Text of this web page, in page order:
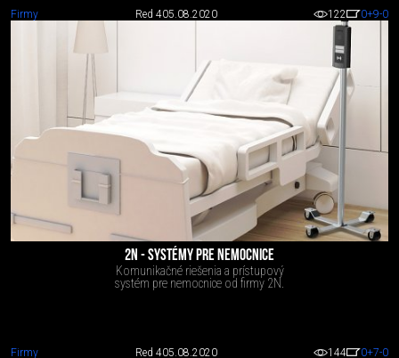
Firmy Red 405.08.2020 122 0+9-0
2N - SYSTÉMY PRE NEMOCNICE
Komunikačné riešenia a prístupový
systém pre nemocnice od firmy 2N.
Firmy Red 405.08.2020 144 0+7-0